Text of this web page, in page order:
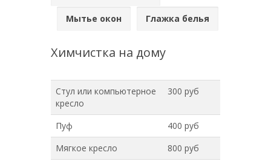
Мытье окон Глажка белья
Химчистка на дому
Стул или компьютерное
кресло
300 руб
Пуф
400 руб
Мягкое кресло
800 руб